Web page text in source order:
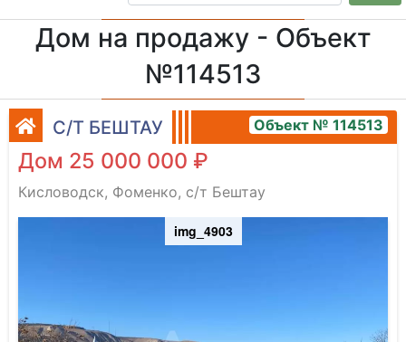
Дом на продажу - Объект
№114513
С/Т БЕШТАУ Объект № 114513
Дом 25 000 000 ₽
Кисловодск, Фоменко, с/т Бештау
img_4903